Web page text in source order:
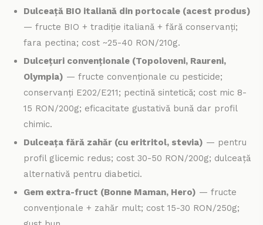
Dulceață BIO italiană din portocale (acest produs)
— fructe BIO + tradiție italiană + fără conservanți;
fara pectina; cost ~25-40 RON/210g.
Dulcețuri convenționale (Topoloveni, Raureni,
Olympia) — fructe convenționale cu pesticide;
conservanți E202/E211; pectină sintetică; cost mic 8-
15 RON/200g; eficacitate gustativă bună dar profil
chimic.
Dulceața fără zahăr (cu eritritol, stevia) — pentru
profil glicemic redus; cost 30-50 RON/200g; dulceață
alternativă pentru diabetici.
Gem extra-fruct (Bonne Maman, Hero) — fructe
convenționale + zahăr mult; cost 15-30 RON/250g;